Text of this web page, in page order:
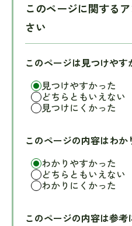
このページに関する
さい
このページは見つけやす
見つけやすかった
どちらともいえない
見つけにくかった
このページの内容はわ
わかりやすかった
どちらともいえない
わかりにくかった
このページの内容は参考